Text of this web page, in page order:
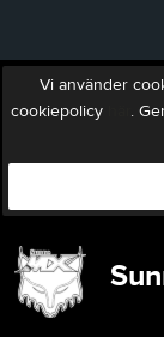
Vi använder
cookiepolicy
.